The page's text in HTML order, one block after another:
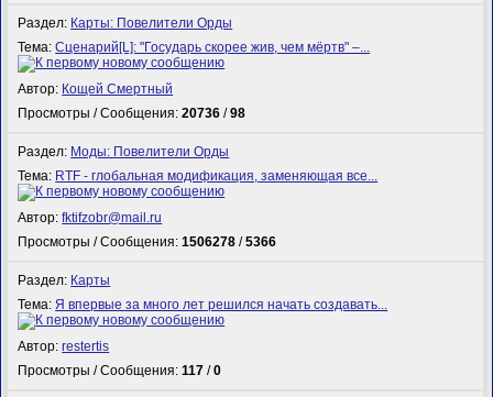
Раздел: Карты: Повелители Орды
Тема:Сценарий[L]: "Государь скорее жив, чем мёртв" –...
Автор: Кощей Смертный
Просмотры / Сообщения:20736 /98
Раздел: Моды: Повелители Орды
Тема: RTF - глобальная модификация, заменяющая все...
Автор:fktifzobr@mail.ru
Просмотры / Сообщения:1506278 /5366
Раздел: Карты
Тема:Я впервые за много лет решился начать создавать...
Автор:restertis
Просмотры / Сообщения:117 /0